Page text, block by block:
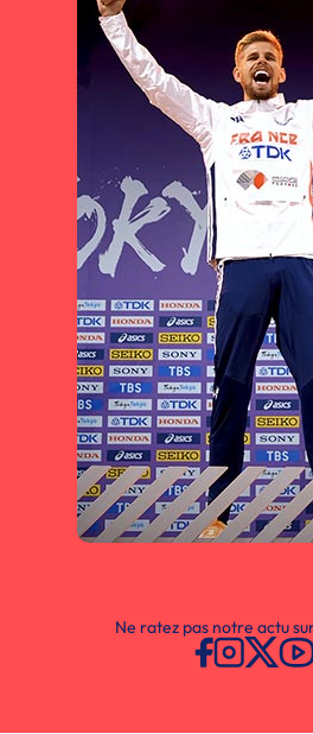
Ne ratez pas notre actu